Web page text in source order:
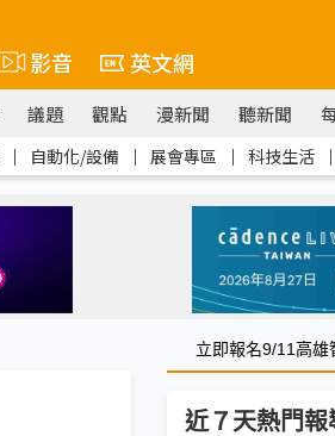
影音 英文網
議題 觀點 漫新聞 聽新聞
｜ 自動化/設備 ｜ 展會專區 ｜ 科技生活 ｜
立即報名9/11高雄
近７天熱門報